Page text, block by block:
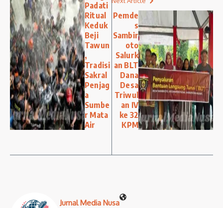
Padati
Ritual
Keduk
Beji
Tawun
,
Tradisi
Sakral
Penjag
a
Sumbe
r Mata
Air
Pemde
s
Sambir
oto
Salurk
an BLT
Dana
Desa
Triwul
an IV
ke 32
KPM
Jurnal Media Nusa